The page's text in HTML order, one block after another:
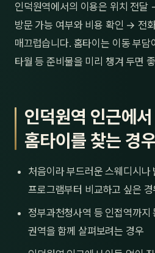
인덕원역에서의 이용은 위치 전
방문 가능 여부와 비용 확인 → 전
매끄럽습니다. 홈타이는 이동 부담
타월 등 준비물을 미리 챙겨 두면
인덕원역 인근에
홈타이를 찾는 경
처음이라 부드러운 스웨디시나
프로그램부터 비교하고 싶은 경
정부과천청사역 등 인접역까지
권역을 함께 살펴보려는 경우